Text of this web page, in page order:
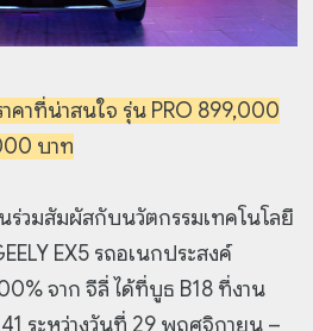
าคาที่น่าสนใจ รุ่น PRO 899,000
บาท
วมสัมผัสกับนวัตกรรมเทคโนโลยี
EX5 รถอเนกประสงค์
จาก จีลี่ ได้ที่บูธ B18 ที่งาน
ระหว่างวันที่ 29 พฤศจิกายน –